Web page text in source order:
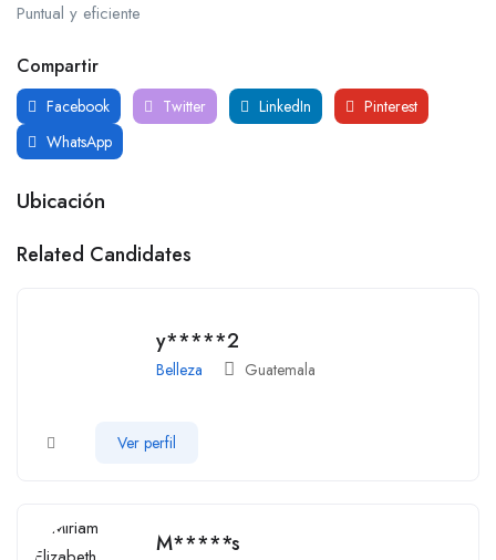
Puntual y eficiente
Compartir
Facebook Twitter LinkedIn
Pinterest
WhatsApp
Ubicación
Related Candidates
y*****2
Belleza Guatemala
Ver perfil
M*****s